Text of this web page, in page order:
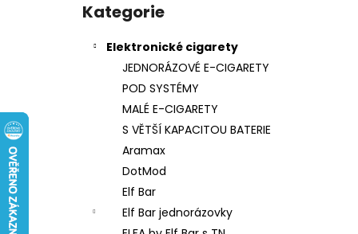
Přeskočit
kategorie
Kategorie
Elektronické cigarety
JEDNORÁZOVÉ E-CIGARETY
POD SYSTÉMY
MALÉ E-CIGARETY
S VĚTŠÍ KAPACITOU BATERIE
Aramax
DotMod
Elf Bar
Elf Bar jednorázovky